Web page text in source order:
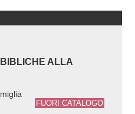
ALLA
FUORI CATALOGO